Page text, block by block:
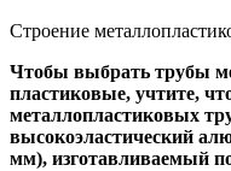
Строение
Чтобы выбрать трубы
пластиковые, учтите,
металлопластиковых
высокоэластический
мм), изготавливаемый